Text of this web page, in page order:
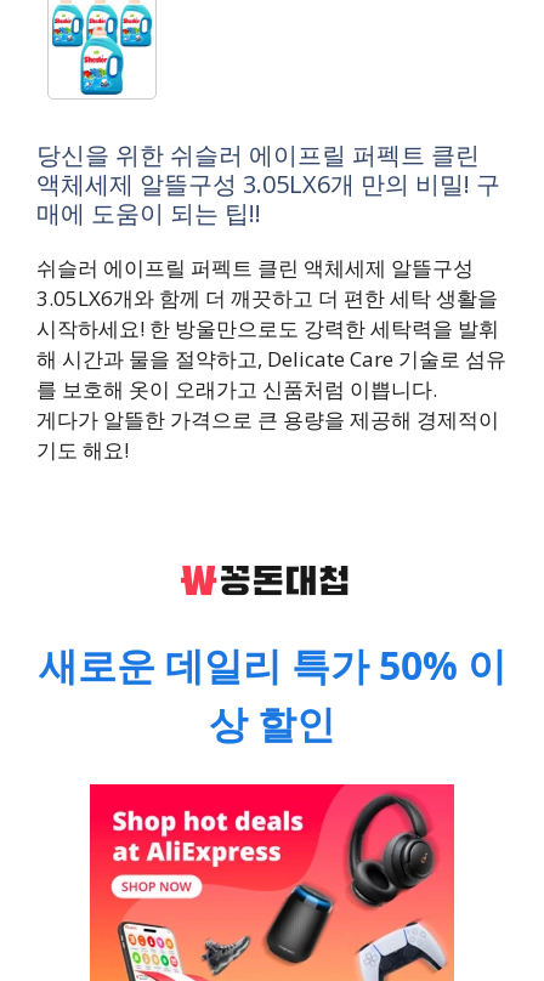
당신을 위한 쉬슬러 에이프릴 퍼펙트 클린
액체세제 알뜰구성 3.05LX6개 만의 비밀! 구
매에 도움이 되는 팁!!
쉬슬러 에이프릴 퍼펙트 클린 액체세제 알뜰구성
3.05LX6개와 함께 더 깨끗하고 더 편한 세탁 생활을
시작하세요! 한 방울만으로도 강력한 세탁력을 발휘
해 시간과 물을 절약하고, Delicate Care 기술로 섬유
를 보호해 옷이 오래가고 신품처럼 이쁩니다.
게다가 알뜰한 가격으로 큰 용량을 제공해 경제적이
기도 해요!
새로운 데일리 특가 50% 이
상 할인